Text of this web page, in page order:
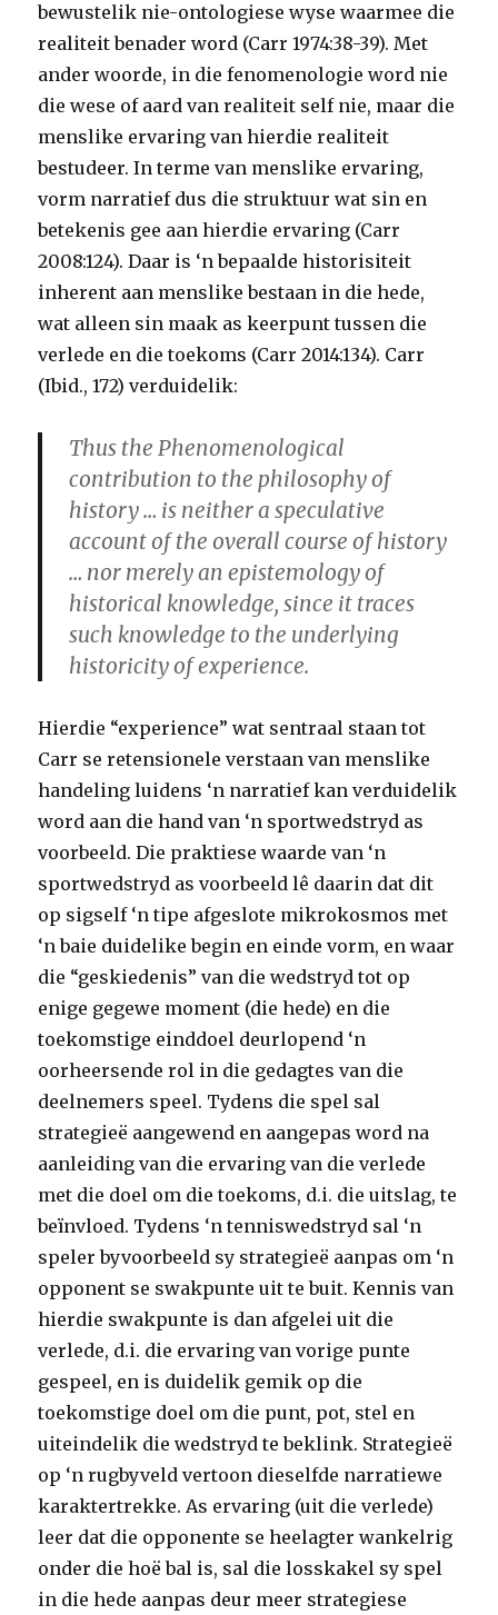
bewustelik nie-ontologiese wyse waarmee die
realiteit benader word (Carr 1974:38-39). Met
ander woorde, in die fenomenologie word nie
die wese of aard van realiteit self nie, maar die
menslike ervaring van hierdie realiteit
bestudeer. In terme van menslike ervaring,
vorm narratief dus die struktuur wat sin en
betekenis gee aan hierdie ervaring (Carr
2008:124). Daar is ‘n bepaalde historisiteit
inherent aan menslike bestaan in die hede,
wat alleen sin maak as keerpunt tussen die
verlede en die toekoms (Carr 2014:134). Carr
(Ibid., 172) verduidelik:
Thus the Phenomenological
contribution to the philosophy of
history … is neither a speculative
account of the overall course of history
… nor merely an epistemology of
historical knowledge, since it traces
such knowledge to the underlying
historicity of experience.
Hierdie “experience” wat sentraal staan tot
Carr se retensionele verstaan van menslike
handeling luidens ‘n narratief kan verduidelik
word aan die hand van ‘n sportwedstryd as
voorbeeld. Die praktiese waarde van ‘n
sportwedstryd as voorbeeld lê daarin dat dit
op sigself ‘n tipe afgeslote mikrokosmos met
‘n baie duidelike begin en einde vorm, en waar
die “geskiedenis” van die wedstryd tot op
enige gegewe moment (die hede) en die
toekomstige einddoel deurlopend ‘n
oorheersende rol in die gedagtes van die
deelnemers speel. Tydens die spel sal
strategieë aangewend en aangepas word na
aanleiding van die ervaring van die verlede
met die doel om die toekoms, d.i. die uitslag, te
beïnvloed. Tydens ‘n tenniswedstryd sal ‘n
speler byvoorbeeld sy strategieë aanpas om ‘n
opponent se swakpunte uit te buit. Kennis van
hierdie swakpunte is dan afgelei uit die
verlede, d.i. die ervaring van vorige punte
gespeel, en is duidelik gemik op die
toekomstige doel om die punt, pot, stel en
uiteindelik die wedstryd te beklink. Strategieë
op ‘n rugbyveld vertoon dieselfde narratiewe
karaktertrekke. As ervaring (uit die verlede)
leer dat die opponente se heelagter wankelrig
onder die hoë bal is, sal die losskakel sy spel
in die hede aanpas deur meer strategiese